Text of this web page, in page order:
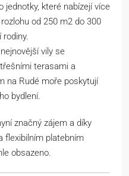
jednotky, které nabízejí více
od 250 m2 do 300
rodiny.
vily se
terasami a
na Rudé moře poskytují
bydlení.
značný zájem a díky
flexibilním platebním
obsazeno.